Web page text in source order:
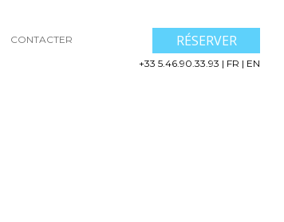
CONTACTER RÉSERVER
+33 5.46.90.33.93 | FR | EN